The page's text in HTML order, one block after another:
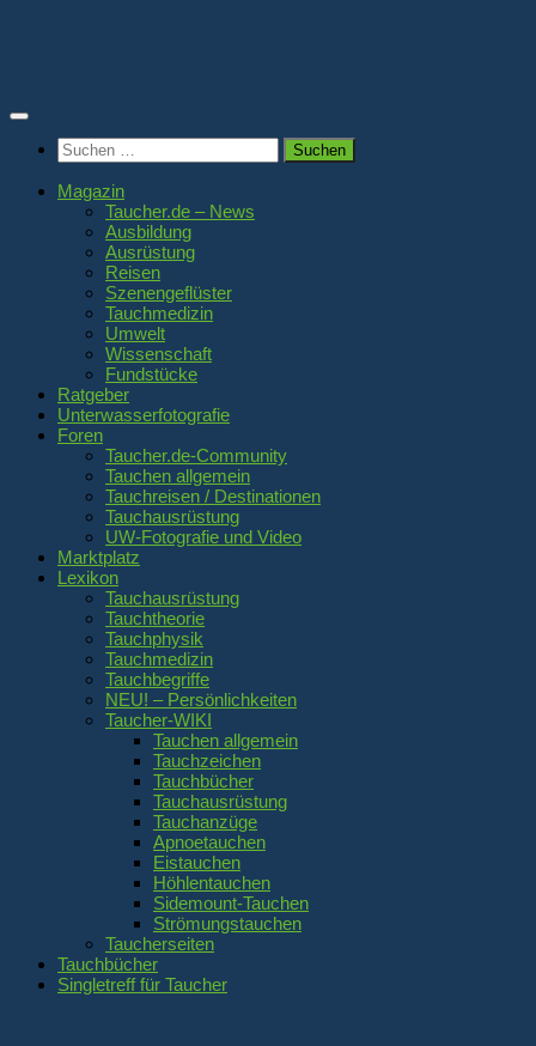
Suchen
nach:
Magazin
Taucher.de – News
Ausbildung
Ausrüstung
Reisen
Szenengeflüster
Tauchmedizin
Umwelt
Wissenschaft
Fundstücke
Ratgeber
Unterwasserfotografie
Foren
Taucher.de-Community
Tauchen allgemein
Tauchreisen / Destinationen
Tauchausrüstung
UW-Fotografie und Video
Marktplatz
Lexikon
Tauchausrüstung
Tauchtheorie
Tauchphysik
Tauchmedizin
Tauchbegriffe
NEU! – Persönlichkeiten
Taucher-WIKI
Tauchen allgemein
Tauchzeichen
Tauchbücher
Tauchausrüstung
Tauchanzüge
Apnoetauchen
Eistauchen
Höhlentauchen
Sidemount-Tauchen
Strömungstauchen
Taucherseiten
Tauchbücher
Singletreff für Taucher